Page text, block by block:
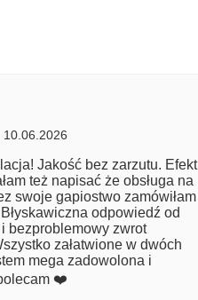
10.06.2026
Jakość bez zarzutu. Efekt
też napisać że obsługa na
swoje gapiostwo zamówiłam
odpowiedź od
bezproblemowy zwrot
załatwione w dwóch
mega zadowolona i
❤️